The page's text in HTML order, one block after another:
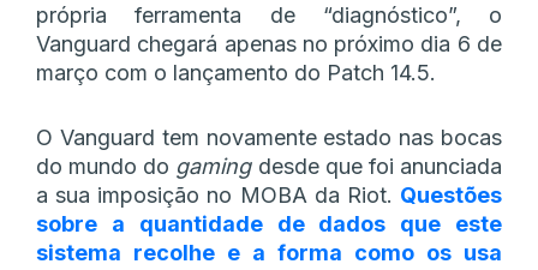
própria ferramenta de “diagnóstico”, o
Vanguard chegará apenas no próximo dia 6 de
março com o lançamento do Patch 14.5.
O Vanguard tem novamente estado nas bocas
do mundo do gamingdesde que foi anunciada
a sua imposição no MOBA da Riot. Questões
sobre a quantidade de dados que este
sistema recolhe e a forma como os usa